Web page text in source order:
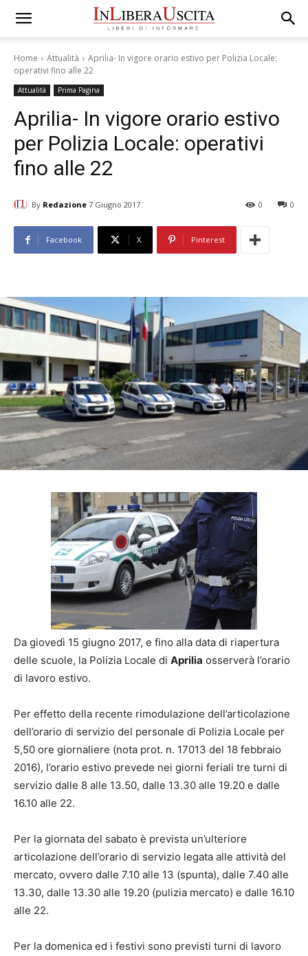
Home Attualità
Aprilia- In vigore orario estivo per Polizia Locale:
operativi fino alle 22
Attualità Prima Pagina
Aprilia- In vigore orario estivo
per Polizia Locale: operativi
fino alle 22
By Redazione 7 Giugno 2017 0
0
Facebook X Pinterest
Da giovedì 15 giugno 2017, e fino alla data di riapertura
delle scuole, la Polizia Locale di Aprilia osserverà l’orario
di lavoro estivo.
Per effetto della recente rimodulazione dell’articolazione
dell’orario di servizio del personale di Polizia Locale per
5,50 ore giornaliere (nota prot. n. 17013 del 18 febbraio
2016), l’orario estivo prevede nei giorni feriali tre turni di
servizio dalle 8 alle 13.50, dalle 13.30 alle 19.20 e dalle
16.10 alle 22.
Per la giornata del sabato è prevista un’ulteriore
articolazione dell’orario di servizio legata alle attività del
mercato, ovvero dalle 7.10 alle 13 (spunta), dalle 7.40 alle
13.30, dalle 13.30 alle 19.20 (pulizia mercato) e dalle 16.10
alle 22.
Per la domenica ed i festivi sono previsti turni di lavoro